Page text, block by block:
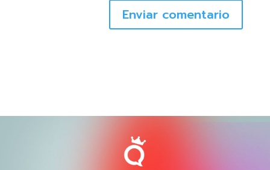
Enviar comentario